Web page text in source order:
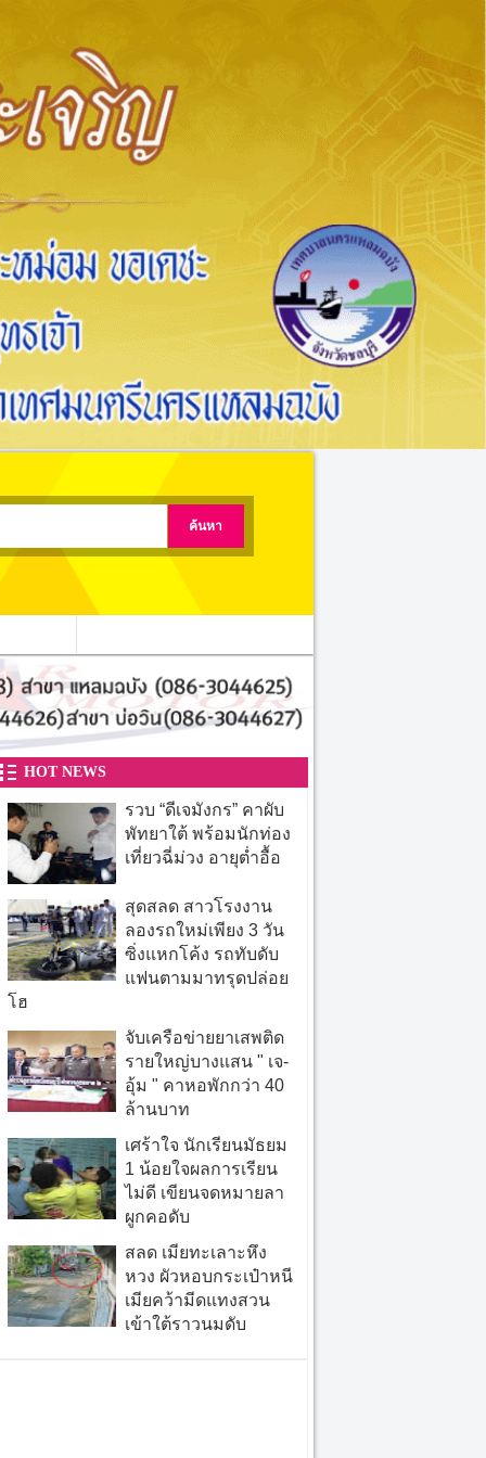
HOT NEWS
รวบ “ดีเจมังกร” คาผับ
พัทยาใต้ พร้อมนักท่อง
เที่ยวฉี่ม่วง อายุต่ำอื้อ
สุดสลด สาวโรงงาน
ลองรถใหม่เพียง 3 วัน
ซิ่งแหกโค้ง รถทับดับ
แฟนตามมาทรุดปล่อย
โฮ
จับเครือข่ายยาเสพติด
รายใหญ่บางแสน " เจ-
อุ้ม " คาหอพักกว่า 40
ล้านบาท
เศร้าใจ นักเรียนมัธยม
1 น้อยใจผลการเรียน
ไม่ดี เขียนจดหมายลา
ผูกคอดับ
สลด เมียทะเลาะหึง
หวง ผัวหอบกระเป๋าหนี
เมียคว้ามีดแทงสวน
เข้าใต้ราวนมดับ